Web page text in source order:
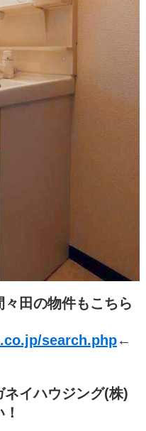
田の物件もこちら
search.php←
イハウジング(株)